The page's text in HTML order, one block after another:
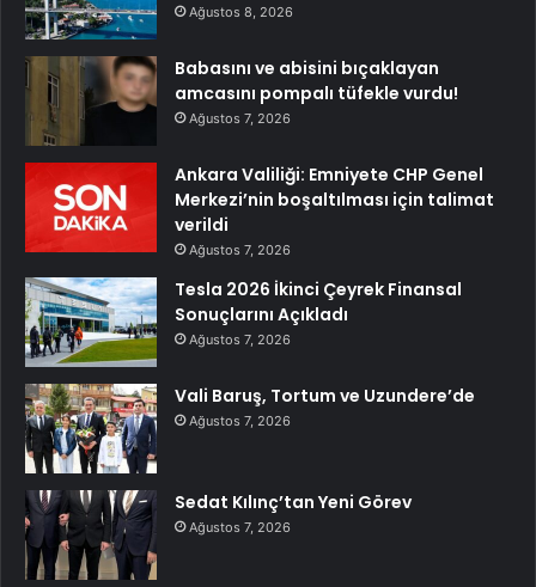
Ağustos 8, 2026
Babasını ve abisini bıçaklayan
amcasını pompalı tüfekle vurdu!
Ağustos 7, 2026
Ankara Valiliği: Emniyete CHP Genel
Merkezi’nin boşaltılması için talimat
verildi
Ağustos 7, 2026
Tesla 2026 İkinci Çeyrek Finansal
Sonuçlarını Açıkladı
Ağustos 7, 2026
Vali Baruş, Tortum ve Uzundere’de
Ağustos 7, 2026
Sedat Kılınç’tan Yeni Görev
Ağustos 7, 2026